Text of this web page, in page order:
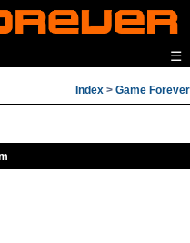
☰
Index > Game Forever